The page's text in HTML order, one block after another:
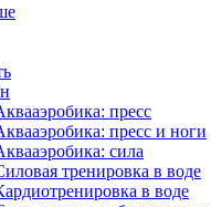
пресс
пресс и ноги
сила
тренировка в воде
в воде